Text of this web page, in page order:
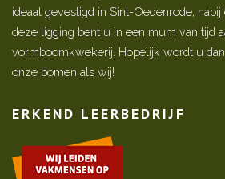
ideaal gevestigd in Sint-Oedenrode,
deze ligging bent u in een mum van tijd
vormboomkwekerij. Hopelijk wordt u
onze bomen als wij!
ERKEND LEERBEDRIJF